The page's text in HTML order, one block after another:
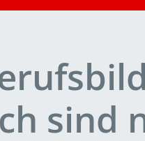
sind